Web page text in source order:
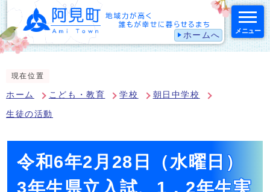
ホームへ メニュー
現在位置
ホーム こども・教育 学校 朝日中学校
生徒の活動
令和6年2月28日（水曜日）
3年生県立入試、1，2年生実